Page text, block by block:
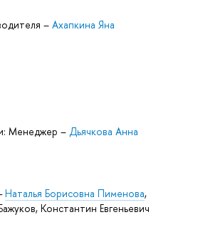
– Ахапкина Яна
Менеджер – Дьячкова Анна
Наталья Борисовна Пименова,
Константин Евгеньевич